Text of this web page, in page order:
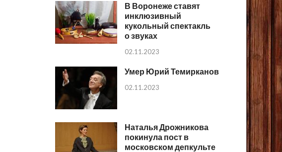
В Воронеже ставят
инклюзивный
кукольный спектакль
о звуках
02.11.2023
Умер Юрий Темирканов
02.11.2023
Наталья Дрожникова
покинула пост в
московском депкульте